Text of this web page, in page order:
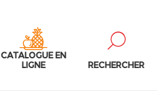
CATALOGUE EN
LIGNE
RECHERCHER